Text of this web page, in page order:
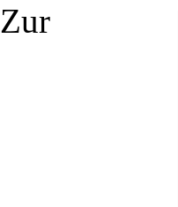
Zur